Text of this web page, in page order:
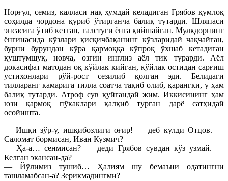
Норғул, семиз, калласи нақ хумдай келадиган Грябов қумлоқ
соҳилда чордона қуриб ўтирганча балиқ тутарди. Шляпаси
энсасига ўтиб кетган, галстуги ёнга қийшайган. Мулкдорнинг
ёнгинасида кўзлари қисқичбақанинг кўзларидай чақчайган,
бурни бурундан кўра қармоққа кўпроқ ўхшаб кетадиган
қуштумшуқ, новча, озғин инглиз аёл тик турарди. Аёл
докасифат матодан оқ кўйлак кийган, кўйлак остидан сарғиш
устихонлари рўй-рост сезилиб қолган эди. Белидаги
тилларанг камарига тилла соатча тақиб олиб, қарангки, у ҳам
балиқ тутарди. Атроф сув қуйгандай жим. Иккисининг ҳам
юзи қармоқ пўкаклари қалқиб турган дарё сатҳидай
осойишта.
— Ишқи зўр-у, ишқибозлиги оғир! — деб кулди Отцов. —
Саломат бормисан, Иван Кузмич?
— Ҳа-а… сенмисан? — деди Грябов сувдан кўз узмай. —
Келган экансан-да?
— Йўлимиз тушиб… Ҳалиям шу бемаъни одатингни
ташламабсан-а? Зерикмадингми?